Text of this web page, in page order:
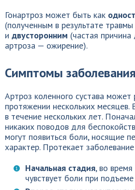
Гонартроз может быть как
(полученным в результате
и двусторонним (частая причина
артроза — ожирение).
Симптомы заболевания
Артроз коленного сустава может
протяжении нескольких месяцев.
в течение нескольких лет.
никаких поводов для
могут появиться боли, носящие
характер. Протекает
Начальная стадия, во
чувствует боли при подъеме